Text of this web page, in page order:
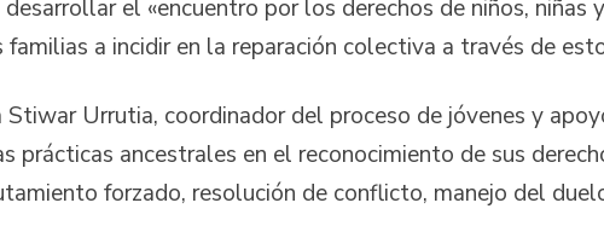
desarrollar el «encuentro por los derechos de niños,
familias a incidir en la reparación colectiva a través de
Stiwar Urrutia, coordinador del proceso de jóvenes y
prácticas ancestrales en el reconocimiento de sus
forzado, resolución de conflicto, manejo del